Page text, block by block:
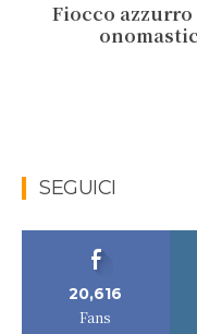
Fiocco
SEGUICI
20,616
Fans